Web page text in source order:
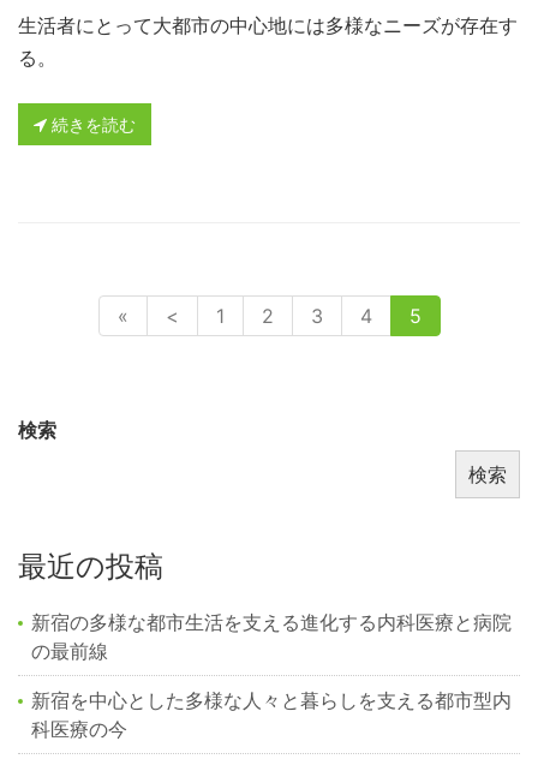
生活者にとって大都市の中心地には多様なニーズが存在す
る。
続きを読む
« < 1 2 3 4 5
検索
検索
最近の投稿
新宿の多様な都市生活を支える進化する内科医療と病院
の最前線
新宿を中心とした多様な人々と暮らしを支える都市型内
科医療の今